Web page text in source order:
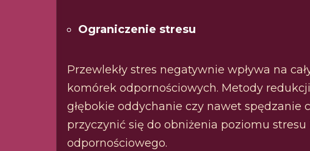
Ograniczenie stresu
Przewlekły stres negatywnie wpływa na
komórek odpornościowych. Metody
głębokie oddychanie czy nawet spędzanie
przyczynić się do obniżenia poziomu
odpornościowego.